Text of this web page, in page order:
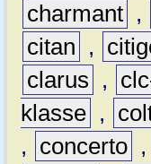
charmant ,
citan
,
clarus
,
klasse ,
,
concerto ,